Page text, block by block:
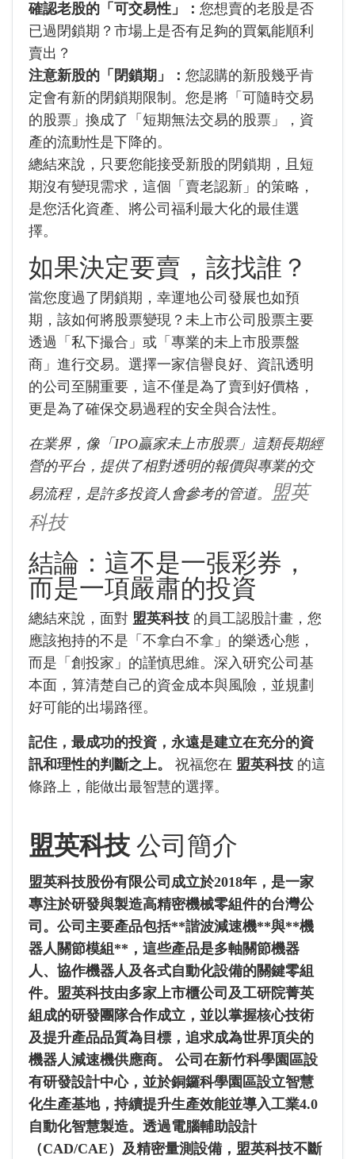
確認老股的「可交易性」： 您想賣的老股是否
已過閉鎖期？市場上是否有足夠的買氣能順利
賣出？
注意新股的「閉鎖期」： 您認購的新股幾乎肯
定會有新的閉鎖期限制。您是將「可隨時交易
的股票」換成了「短期無法交易的股票」，資
產的流動性是下降的。
總結來說，只要您能接受新股的閉鎖期，且短
期沒有變現需求，這個「賣老認新」的策略，
是您活化資產、將公司福利最大化的最佳選
擇。
如果決定要賣，該找誰？
當您度過了閉鎖期，幸運地公司發展也如預
期，該如何將股票變現？未上市公司股票主要
透過「私下撮合」或「專業的未上市股票盤
商」進行交易。選擇一家信譽良好、資訊透明
的公司至關重要，這不僅是為了賣到好價格，
更是為了確保交易過程的安全與合法性。
在業界，像「IPO贏家未上市股票」這類長期經
營的平台，提供了相對透明的報價與專業的交
易流程，是許多投資人會參考的管道。
盟英
科技
結論：這不是一張彩券，
而是一項嚴肅的投資
總結來說，面對 盟英科技 的員工認股計畫，您
應該抱持的不是「不拿白不拿」的樂透心態，
而是「創投家」的謹慎思維。深入研究公司基
本面，算清楚自己的資金成本與風險，並規劃
好可能的出場路徑。
記住，最成功的投資，永遠是建立在充分的資
訊和理性的判斷之上。
祝福您在 盟英科技 的這
條路上，能做出最智慧的選擇。
盟英科技 公司簡介
盟英科技股份有限公司成立於2018年，是一家
專注於研發與製造高精密機械零組件的台灣公
司。公司主要產品包括**諧波減速機**與**機
器人關節模組**，這些產品是多軸關節機器
人、協作機器人及各式自動化設備的關鍵零組
件。盟英科技由多家上市櫃公司及工研院菁英
組成的研發團隊合作成立，並以掌握核心技術
及提升產品品質為目標，追求成為世界頂尖的
機器人減速機供應商。 公司在新竹科學園區設
有研發設計中心，並於銅鑼科學園區設立智慧
化生產基地，持續提升生產效能並導入工業4.0
自動化智慧製造。透過電腦輔助設計
（CAD/CAE）及精密量測設備，盟英科技不斷